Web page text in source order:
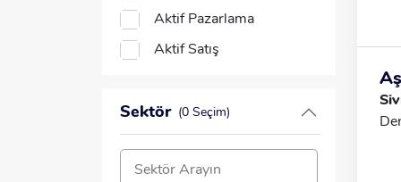
Geliştirme) Mühendisi
Art Direktör / Sanat
Aşçı
Aşçı Yardımcısı
Asistan
Aktif Pazarlama
Aktif Satış
Alüminyum
Alüminyum Doğrama
Ambar
Sektör (0 Seçim)